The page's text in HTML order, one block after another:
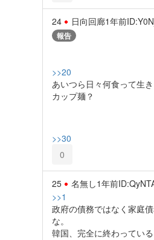
24 日向回廊1年前
報告
>>20
あいつら日々何食って生き
カップ麺？
>>30
0
25 名無し1年前
>>1
政府の債務ではなく家庭
な。
韓国、完全に終わっている